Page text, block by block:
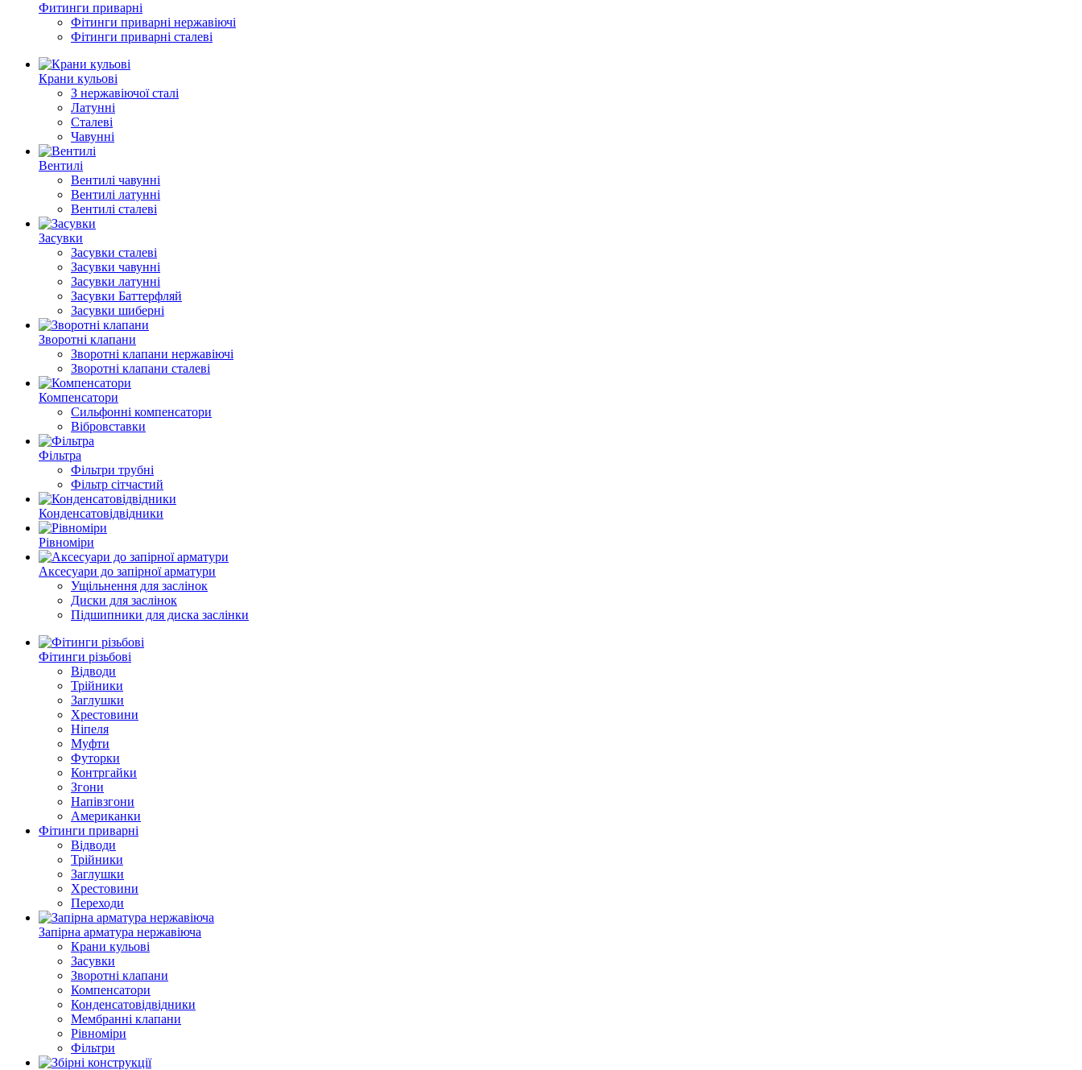
Фитинги приварні
Фітинги приварні нержавіючі
Фітинги приварні сталеві
Крани кульові
З нержавіючої сталі
Латунні
Сталеві
Чавунні
Вентилі
Вентилі чавунні
Вентилі латунні
Вентилі сталеві
Засувки
Засувки сталеві
Засувки чавунні
Засувки латунні
Засувки Баттерфляй
Засувки шиберні
Зворотні клапани
Зворотні клапани нержавіючі
Зворотні клапани сталеві
Компенсатори
Сильфонні компенсатори
Вібровставки
Фільтра
Фільтри трубні
Фільтр сітчастий
Конденсатовідвідники
Рівноміри
Аксесуари до запірної арматури
Ущільнення для заслінок
Диски для заслінок
Підшипники для диска заслінки
Фітинги різьбові
Відводи
Трійники
Заглушки
Хрестовини
Ніпеля
Муфти
Футорки
Контргайки
Згони
Напівзгони
Американки
Фітинги приварні
Відводи
Трійники
Заглушки
Хрестовини
Переходи
Запірна арматура нержавіюча
Крани кульові
Засувки
Зворотні клапани
Компенсатори
Конденсатовідвідники
Мембранні клапани
Рівноміри
Фільтри